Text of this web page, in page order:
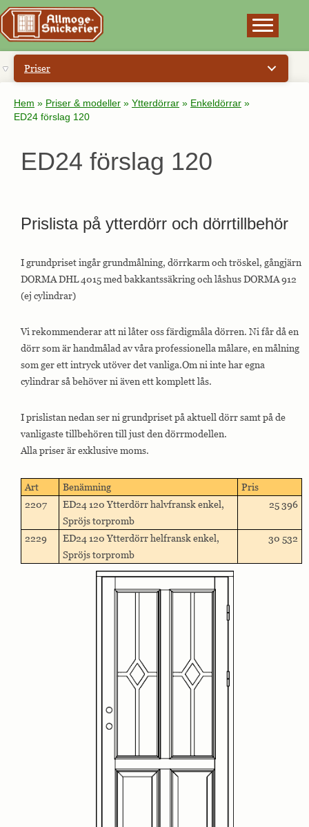
Priser
Hem » Priser & modeller » Ytterdörrar » Enkeldörrar »
ED24 förslag 120
ED24 förslag 120
Prislista på ytterdörr och dörrtillbehör
I grundpriset ingår grundmålning, dörrkarm och tröskel, gångjärn
DORMA DHL 4015 med bakkantssäkring och låshus DORMA 912
(ej cylindrar)
Vi rekommenderar att ni låter oss färdigmåla dörren. Ni får då en
dörr som är handmålad av våra professionella målare, en målning
som ger ett intryck utöver det vanliga.Om ni inte har egna
cylindrar så behöver ni även ett komplett lås.
I prislistan nedan ser ni grundpriset på aktuell dörr samt på de
vanligaste tillbehören till just den dörrmodellen.
Alla priser är exklusive moms.
Art Benämning
Pris
2207
ED24 120 Ytterdörr halvfransk enkel,
Spröjs torpromb
25 396
2229
ED24 120 Ytterdörr helfransk enkel,
Spröjs torpromb
30 532